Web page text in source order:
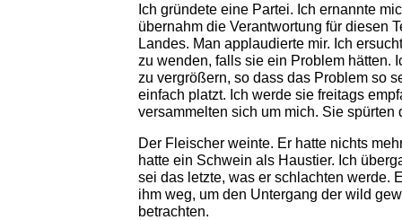
Ich gründete eine Partei. Ich ernannte
übernahm die Verantwortung für diesen
Landes. Man applaudierte mir. Ich
zu wenden, falls sie ein Problem hätten.
zu vergrößern, so dass das Problem so
einfach platzt. Ich werde sie freitags
versammelten sich um mich. Sie spürten
Der Fleischer weinte. Er hatte nichts
hatte ein Schwein als Haustier. Ich
sei das letzte, was er schlachten werde.
ihm weg, um den Untergang der wild
betrachten.